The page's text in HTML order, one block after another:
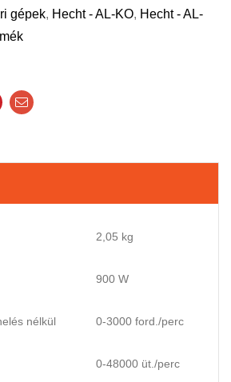
gépek, Hecht - AL-KO, Hecht - AL-
Email
2,05 kg
900 W
nélkül 0-3000 ford./perc
0-48000 üt./perc